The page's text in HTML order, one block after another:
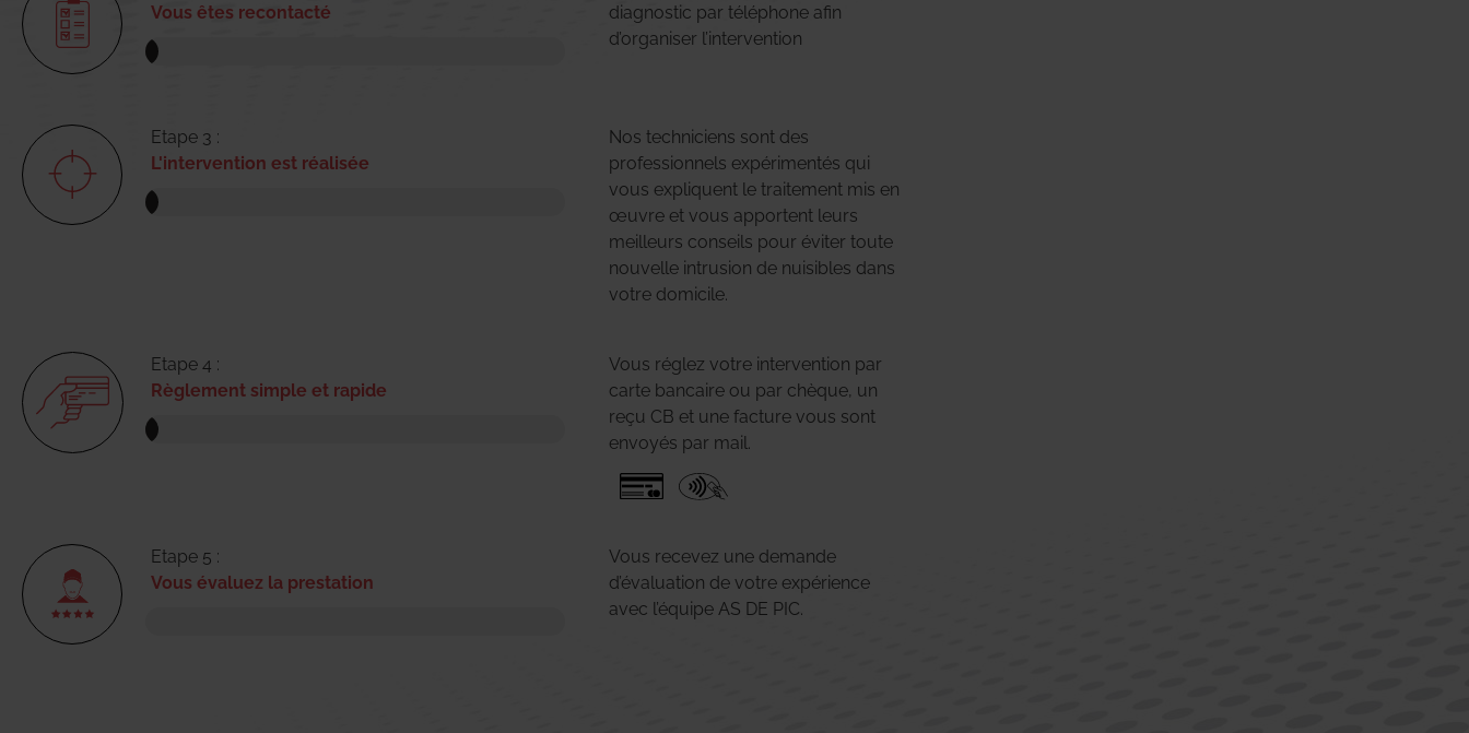
Vous êtes recontacté
diagnostic par téléphone afin
d’organiser l’intervention
Etape 3 :
L'intervention est réalisée
Nos techniciens sont des
professionnels expérimentés qui
vous expliquent le traitement mis en
œuvre et vous apportent leurs
meilleurs conseils pour éviter toute
nouvelle intrusion de nuisibles dans
votre domicile.
Etape 4 :
Règlement simple et rapide
Vous réglez votre intervention par
carte bancaire ou par chèque, un
reçu CB et une facture vous sont
envoyés par mail.
Etape 5 :
Vous évaluez la prestation
Vous recevez une demande
d’évaluation de votre expérience
avec l’équipe AS DE PIC.